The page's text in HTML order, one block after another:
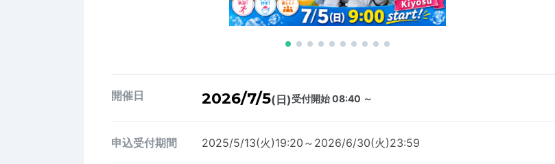
開催日 2026/7/5(日)受付開始 08:40 ～
申込受付期間 2025/5/13(火)19:20～2026/6/30(火)23:59